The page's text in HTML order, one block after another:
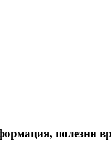
полезни